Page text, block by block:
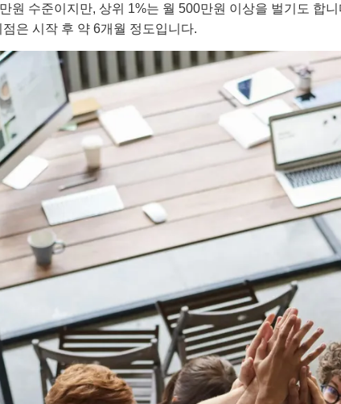
원 수준이지만, 상위 1%는 월 500만원 이상을 벌기도 합
점은 시작 후 약 6개월 정도입니다.